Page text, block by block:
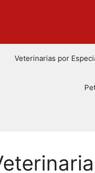
Veterinarias por